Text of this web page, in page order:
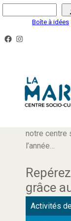
Boîte à idées
AGENDA
notre centre
l’année…
grâce
Activités